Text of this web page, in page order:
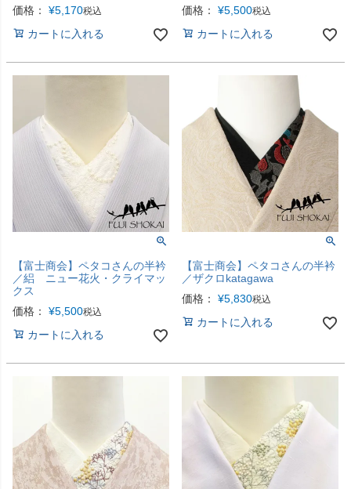
価格：
¥5,170税込
カートに入れる
価格：
¥5,500税込
カートに入れる
【富士商会】ペタコさんの半衿
／絽 ニュー花火・クライマッ
クス
価格：
¥5,500税込
カートに入れる
【富士商会】ペタコさんの半衿
／ザクロkatagawa
価格：
¥5,830税込
カートに入れる